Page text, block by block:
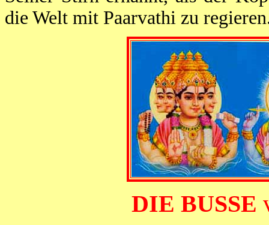
die Welt mit Paarvathi zu
DIE BUSSE